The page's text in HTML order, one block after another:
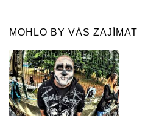
MOHLO BY VÁS ZAJÍMAT